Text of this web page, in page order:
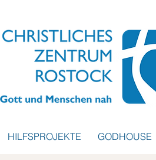
HILFSPROJEKTE GODHOUSE